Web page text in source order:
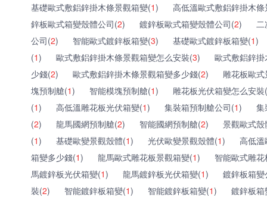
基礎歐式敷鋁鋅掛木條景觀箱變(1)
高低溫歐式敷鋁鋅掛木
鋅板歐式箱變殼體公司(2) 鍍鋅板歐式箱變殼體公司(2)
公司(2) 智能歐式鍍鋅板箱變(3) 基礎歐式鍍鋅板箱變(1)
(1) 歐式敷鋁鋅掛木條景觀箱變怎么安裝(3)
歐式敷鋁鋅
少錢(2) 歐式敷鋁鋅掛木條景觀箱變多少錢(2)
雕花板歐
塊預制艙(1) 智能模塊預制艙(1)
雕花板光伏箱變怎么安裝(
(1) 高低溫雕花板光伏箱變(1) 集裝箱預制艙公司(1)
集
(2) 龍馬國網預制艙(2) 智能國網預制艙(2)
景觀歐式
(1) 基礎歐變景觀殼體(1) 光伏歐變景觀殼體(1)
高低
箱變多少錢(1) 龍馬歐式雕花板景觀箱變(1)
智能歐式雕
馬鍍鋅板光伏箱變(1) 龍馬鍍鋅板光伏箱變(1)
鍍鋅板箱
裝(2) 智能鍍鋅板箱變(1) 智能鍍鋅板箱變(1)
鍍鋅板